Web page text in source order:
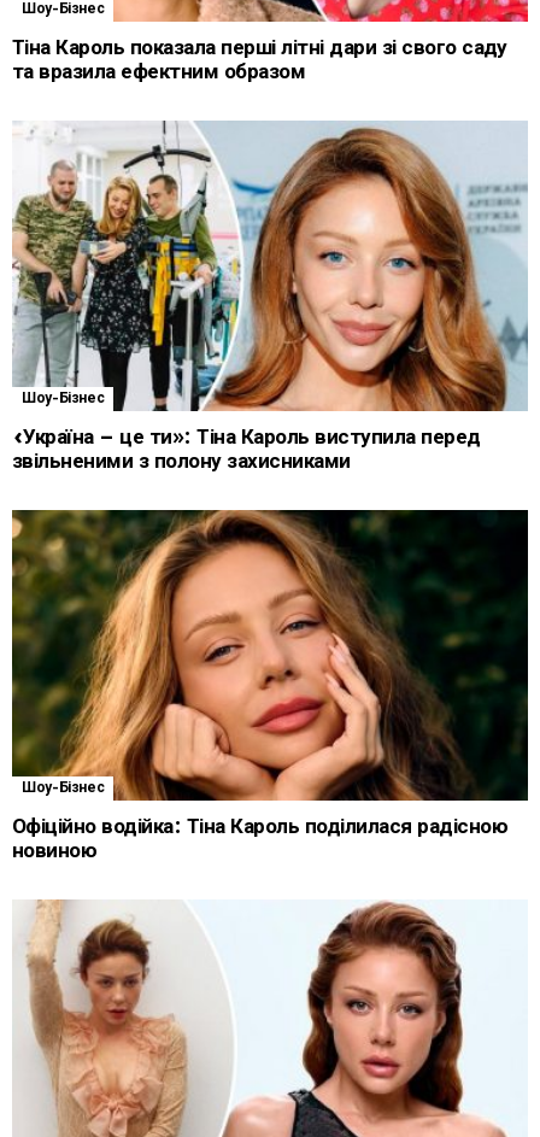
Шоу-Бізнес
Тіна Кароль показала перші літні дари зі свого саду
та вразила ефектним образом
Шоу-Бізнес
«Україна – це ти»: Тіна Кароль виступила перед
звільненими з полону захисниками
Шоу-Бізнес
Офіційно водійка: Тіна Кароль поділилася радісною
новиною